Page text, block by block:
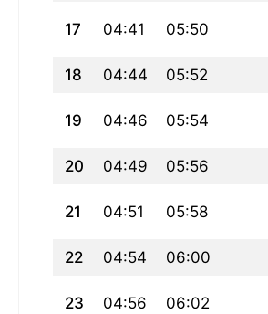
17 04:41 05:50
18 04:44 05:52
19 04:46 05:54
20 04:49 05:56
21 04:51 05:58
22 04:54 06:00
23 04:56 06:02